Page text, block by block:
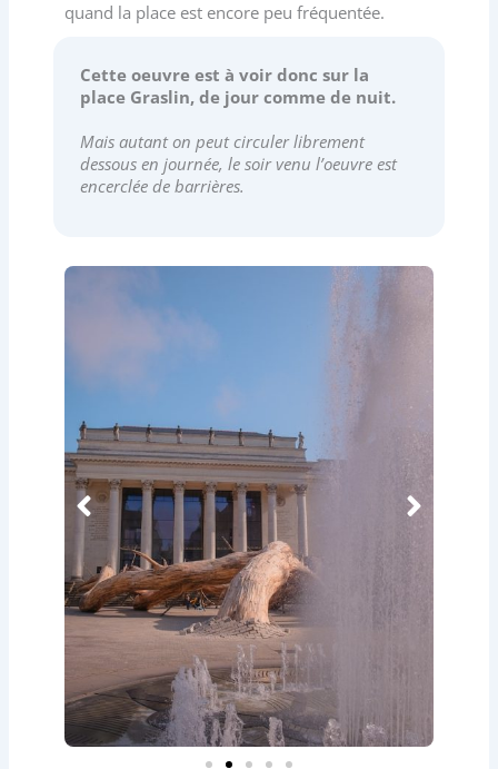
quand la place est encore peu fréquentée.
Cette oeuvre est à voir donc sur la
place Graslin, de jour comme de nuit.
Mais autant on peut circuler librement
dessous en journée, le soir venu l’oeuvre est
encerclée de barrières.